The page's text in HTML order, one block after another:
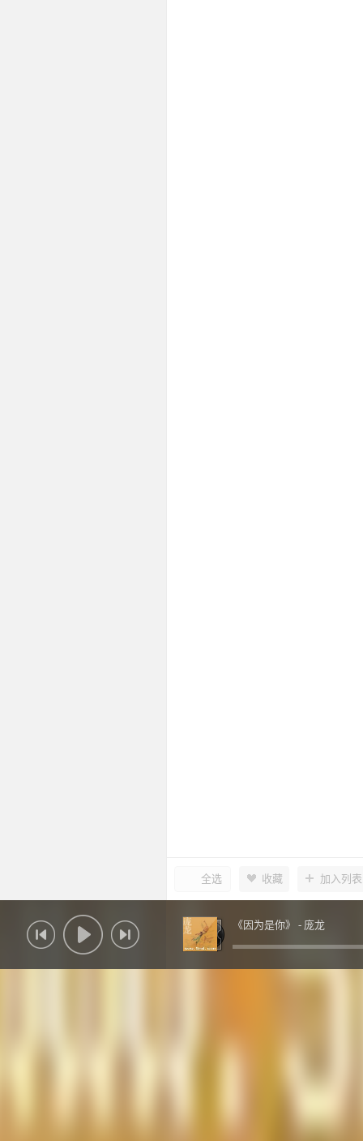
全选 收藏 加入列表
《因为是你》 - 庞龙